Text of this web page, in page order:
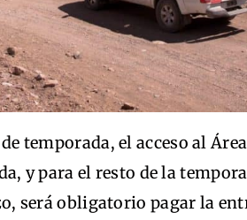
temporada, el acceso al
y para el resto de la
será obligatorio pagar la